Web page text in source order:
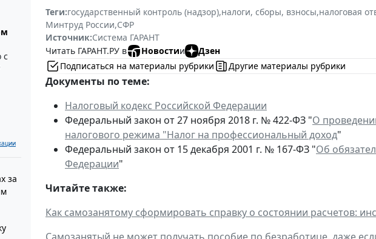
с
за
Теги:государственный контроль (надзор),налоги, сборы, взносы,налоговая
Минтруд России,СФР
Источник:Система ГАРАНТ
Читать ГАРАНТ.РУ в
Новостии
Дзен
Подписаться на материалы рубрики
Другие материалы рубрики
Документы по теме:
Налоговый кодекс Российской Федерации
Федеральный закон от 27 ноября 2018 г. № 422-ФЗ "О
налогового режима "Налог на профессиональный доход"
Федеральный закон от 15 декабря 2001 г. № 167-ФЗ "Об
Федерации"
Читайте также:
Как самозанятому сформировать справку о состоянии расчетов:
Самозанятый не может получать пособие по безработице, даже